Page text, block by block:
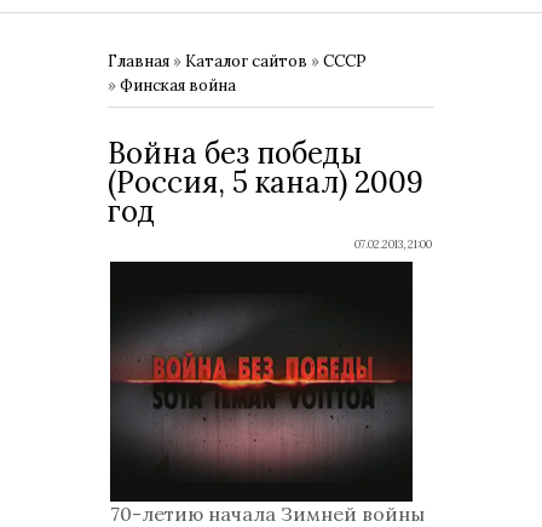
Главная » Каталог сайтов »СССР
»Финская война
Война без победы
(Россия, 5 канал) 2009
год
07.02.2013, 21:00
70-летию начала Зимней войны